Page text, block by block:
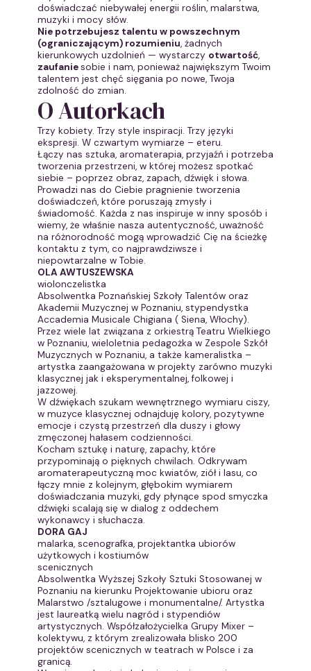
doświadczać niebywałej energii roślin, malarstwa,
muzyki i mocy słów.
Nie potrzebujesz talentu w powszechnym
(ograniczającym) rozumieniu, żadnych
kierunkowych uzdolnień — wystarczy otwartość,
zaufaniesobie i nam, ponieważ największym Twoim
talentem jest chęć sięgania po nowe, Twoja
zdolność do zmian.
O Autorkach
Trzy kobiety. Trzy style inspiracji. Trzy języki
ekspresji. W czwartym wymiarze – eteru.
Łączy nas sztuka, aromaterapia, przyjaźń i potrzeba
tworzenia przestrzeni, w której możesz spotkać
siebie – poprzez obraz, zapach, dźwięk i słowa.
Prowadzi nas do Ciebie pragnienie tworzenia
doświadczeń, które poruszają zmysły i
świadomość. Każda z nas inspiruje w inny sposób i
wiemy, że właśnie nasza autentyczność, uważność
na różnorodność mogą wprowadzić Cię na ścieżkę
kontaktu z tym, co najprawdziwsze i
niepowtarzalne w Tobie.
OLA AWTUSZEWSKA
wiolonczelistka
Absolwentka Poznańskiej Szkoły Talentów oraz
Akademii Muzycznej w Poznaniu, stypendystka
Accademia Musicale Chigiana ( Siena, Włochy).
Przez wiele lat związana z orkiestrą Teatru Wielkiego
w Poznaniu, wieloletnia pedagożka w Zespole Szkół
Muzycznych w Poznaniu, a także kameralistka –
artystka zaangażowana w projekty zarówno muzyki
klasycznej jak i eksperymentalnej, folkowej i
jazzowej.
W dźwiękach szukam wewnętrznego wymiaru ciszy,
w muzyce klasycznej odnajduję kolory, pozytywne
emocje i czystą przestrzeń dla duszy i głowy
zmęczonej hałasem codzienności.
Kocham sztukę i naturę, zapachy, które
przypominają o pięknych chwilach. Odkrywam
aromaterapeutyczną moc kwiatów, ziół i lasu, co
łączy mnie z kolejnym, głębokim wymiarem
doświadczania muzyki, gdy płynące spod smyczka
dźwięki scalają się w dialog z oddechem
wykonawcy i słuchacza.
DORA GAJ
malarka, scenografka, projektantka ubiorów
użytkowych i kostiumów
scenicznych
Absolwentka Wyższej Szkoły Sztuki Stosowanej w
Poznaniu na kierunku Projektowanie ubioru oraz
Malarstwo /sztalugowe i monumentalne/. Artystka
jest laureatką wielu nagród i stypendiów
artystycznych. Współzałożycielka Grupy Mixer –
kolektywu, z którym zrealizowała blisko 200
projektów scenicznych w teatrach w Polsce i za
granicą.